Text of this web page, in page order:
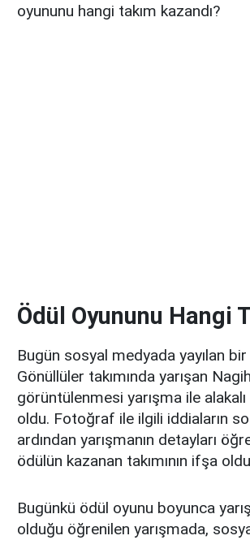
oyununu hangi takım kazandı?
Ödül Oyununu Hangi
Bugün sosyal medyada yayılan
Gönüllüler takımında yarışan
görüntülenmesi yarışma ile
oldu. Fotoğraf ile ilgili iddiaların
ardından yarışmanın detayları
ödülün kazanan takımının ifşa
Bugünkü ödül oyunu boyunca
olduğu öğrenilen yarışmada,